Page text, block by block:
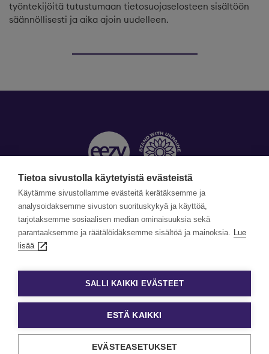
työntekijöitä tutustumaan tietosuojaselosteen sisältöön
säännöllisesti ja aika ajoin uudelleen.
Yhteystiedot »
©Copyright Eezy 2026
Tietosuojaselosteet
Evästekäytäntö
Evästeasetukset
Tietoa sivustolla käytetyistä evästeistä
Käytämme sivustollamme evästeitä kerätäksemme ja
analysoidaksemme sivuston suorituskykyä ja käyttöä,
tarjotaksemme sosiaalisen median ominaisuuksia sekä
parantaaksemme ja räätälöidäksemme sisältöä ja mainoksia. Lue
lisää
SALLI KAIKKI EVÄSTEET
ESTÄ KAIKKI
EVÄSTEASETUKSET